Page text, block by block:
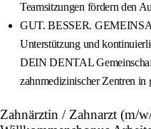
Teamsitzungen fördern den
GUT. BESSER.
Unterstützung und
DEIN DENTAL
zahnmedizinischer Zentren in
Zahnärztin / Zahnarzt (m/